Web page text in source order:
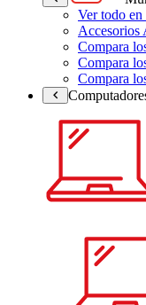
Ver todo
Accesorios
Compara
Compara
Compara